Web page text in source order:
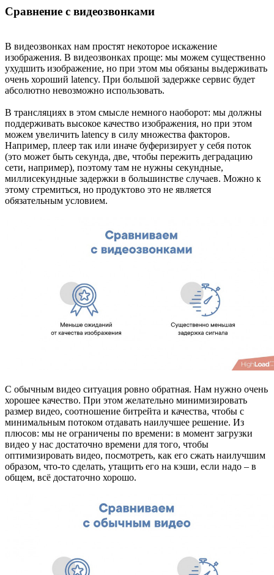
Сравнение с видеозвонками
В видеозвонках нам простят некоторое искажение
изображения. В видеозвонках проще: мы можем существенно
ухудшить изображение, но при этом мы обязаны выдерживать
очень хороший latency. При большой задержке сервис будет
абсолютно невозможно использовать.
В трансляциях в этом смысле немного наоборот: мы должны
поддерживать высокое качество изображения, но при этом
можем увеличить latency в силу множества факторов.
Например, плеер так или иначе буферизирует у себя поток
(это может быть секунда, две, чтобы пережить деградацию
сети, например), поэтому там не нужны секундные,
миллисекундные задержки в большинстве случаев. Можно к
этому стремиться, но продуктово это не является
обязательным условием.
С обычным видео ситуация ровно обратная. Нам нужно очень
хорошее качество. При этом желательно минимизировать
размер видео, соотношение битрейта и качества, чтобы с
минимальным потоком отдавать наилучшее решение. Из
плюсов: мы не ограничены по времени: в момент загрузки
видео у нас достаточно времени для того, чтобы
оптимизировать видео, посмотреть, как его сжать наилучшим
образом, что-то сделать, утащить его на кэши, если надо – в
общем, всё достаточно хорошо.